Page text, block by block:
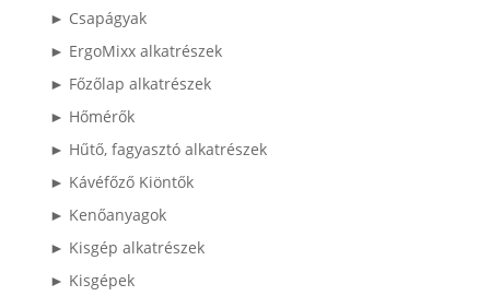
► Csapágyak
► ErgoMixx alkatrészek
► Főzőlap alkatrészek
► Hőmérők
► Hűtő, fagyasztó alkatrészek
► Kávéfőző Kiöntők
► Kenőanyagok
► Kisgép alkatrészek
► Kisgépek